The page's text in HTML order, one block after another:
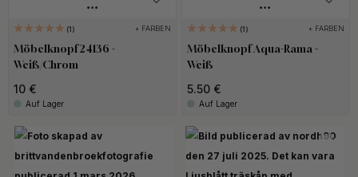
1 + FARBEN
Möbelknopf 24136 -
Weiß/Chrom
10 €
Auf Lager
1 + FARBEN
Möbelknopf Aqua-Rama -
Weiß
5.50 €
Auf Lager